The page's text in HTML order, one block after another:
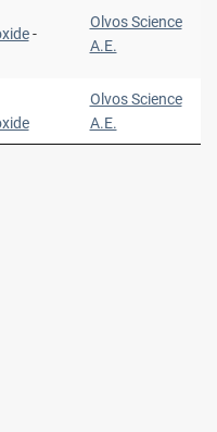
-
Olvos Science
A.E.
Olvos Science
A.E.